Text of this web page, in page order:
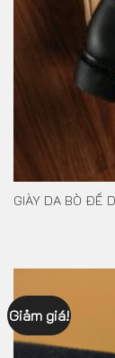
GIÀY DA BÒ ĐẾ
Giảm giá!